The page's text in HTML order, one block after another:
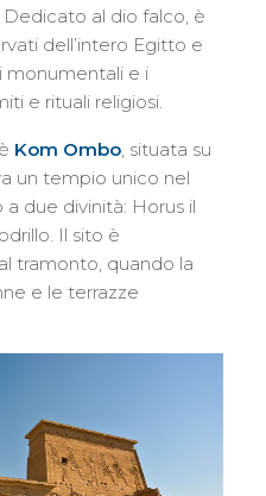
. Dedicato al dio falco, è
dell’intero Egitto e
monumentali e i
e rituali religiosi.
Kom Ombo , situata su
un tempio unico nel
due divinità: Horus il
Il sito è
tramonto, quando la
e le terrazze